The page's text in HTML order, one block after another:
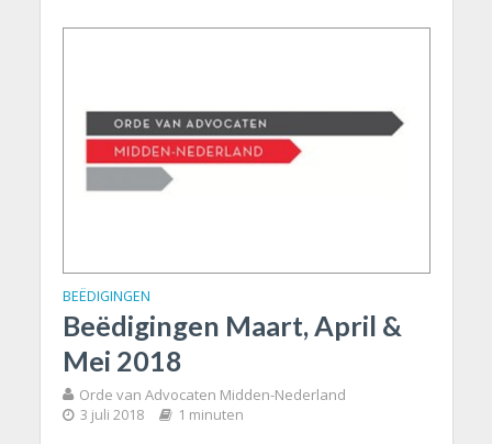
BEËDIGINGEN
Beëdigingen Maart, April &
Mei 2018
Orde van Advocaten Midden-Nederland
3 juli 2018 1 minuten